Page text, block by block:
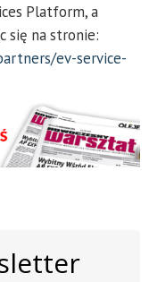
Platform, a
się na stronie:
ev-service-